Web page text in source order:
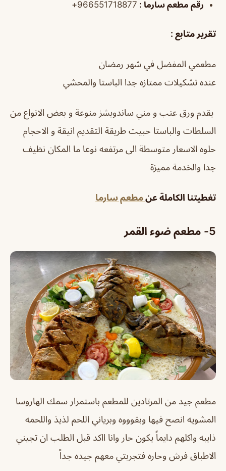
رقم مطعم سارما : 966551718877+
تقرير متابع :
مطعمي المفضل في شهر رمضان
عنده تشكيلات ممتازه جدا الباستا والمحشي
يقدم ورق عنب و مني ساندويشز منوعة و بعض الانواع من
السلطات والباستا حبيت طريقة التقديم انيقة و الاحجام
حلوه الاسعار متوسطة الى مرتفعه نوعا ما المكان نظيف
جدا والخدمة مميزة
تغطيتنا الكاملة عنمطعمسارما
5- مطعم ضوء القمر
مطعم جيد من المرتادين للمطعم باستمرار سمك الهاروسا
المشويه انصح فيها وبقوووه وبرياني اللحم لذيذ واللحمه
ذايبه واكلهم دايماً يكون حار وانا ااكد قبل الطلب ان تجيني
الاطباق فرش وحاره فتجربتي معهم جيده جداً